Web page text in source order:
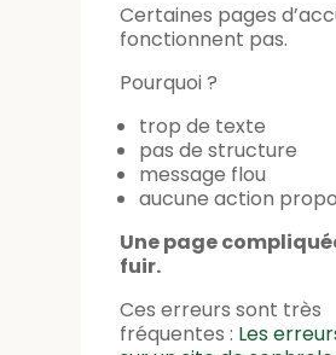
Certaines pages
fonctionnent pas.
Pourquoi ?
trop de texte
pas de structure
message flou
aucune action
Une page
fuir.
Ces erreurs sont très
fréquentes : Les